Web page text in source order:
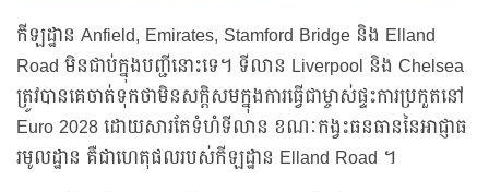
កីឡដ្ឋាន Anfield, Emirates, Stamford Bridge និង Elland
Road មិនជាប់ក្នុងបញ្ជីនោះទេ។ ទីលាន Liverpool និង Chelsea
ត្រូវបានគេចាត់ទុកថាមិនសក្តិសមក្នុងការធ្វើជាម្ចាស់ផ្ទះការប្រកួតនៅ
Euro 2028 ដោយសារតែទំហំទីលាន ខណៈកង្វះធនធាននៃអាជ្ញាធ
រមូលដ្ឋាន គឺជាហេតុផលរបស់កីឡដ្ឋាន Elland Road ។